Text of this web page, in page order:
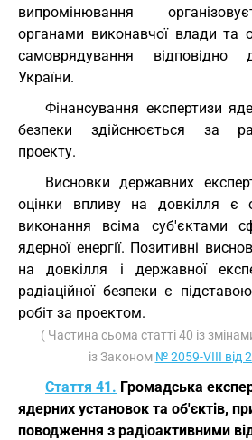
випромінювання
органами виконавчої влади та
самоврядування відповідно
України.
Фінансування експертизи
безпеки здійснюється за
проекту.
Висновки державних
оцінки впливу на довкілля є
виконання всіма суб'єктами
ядерної енергії. Позитивні
на довкілля і державної
радіаційної безпеки є
робіт за проектом.
( Частина сьома статті 40 із
із Законом № 2059-VIII від
Стаття 41. Громадська
ядерних установок та об'єктів,
поводження з радіоактивними